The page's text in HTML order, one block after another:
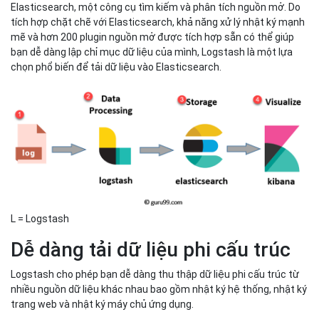
Elasticsearch, một công cụ tìm kiếm và phân tích nguồn mở. Do
tích hợp chặt chẽ với Elasticsearch, khả năng xử lý nhật ký mạnh
mẽ và hơn 200 plugin nguồn mở được tích hợp sẵn có thể giúp
bạn dễ dàng lập chỉ mục dữ liệu của mình, Logstash là một lựa
chọn phổ biến để tải dữ liệu vào Elasticsearch.
L = Logstash
Dễ dàng tải dữ liệu phi cấu trúc
Logstash cho phép bạn dễ dàng thu thập dữ liệu phi cấu trúc từ
nhiều nguồn dữ liệu khác nhau bao gồm nhật ký hệ thống, nhật ký
trang web và nhật ký máy chủ ứng dụng.